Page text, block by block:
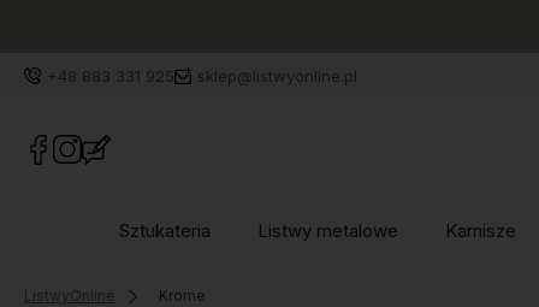
+48 883 331 925 sklep@listwyonline.pl
Sztukateria Listwy metalowe Karnisze
ListwyOnline Krome